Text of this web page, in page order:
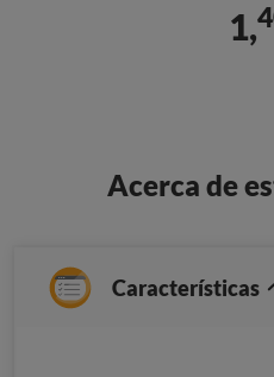
1,
Acerca de
Características